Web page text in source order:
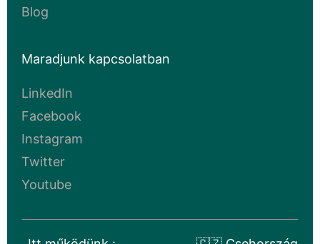
Blog
Maradjunk kapcsolatban
LinkedIn
Facebook
Instagram
Twitter
Youtube